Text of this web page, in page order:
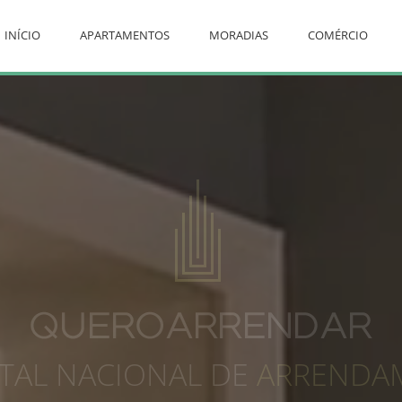
INÍCIO APARTAMENTOS MORADIAS COMÉRCIO
NACIONAL DE